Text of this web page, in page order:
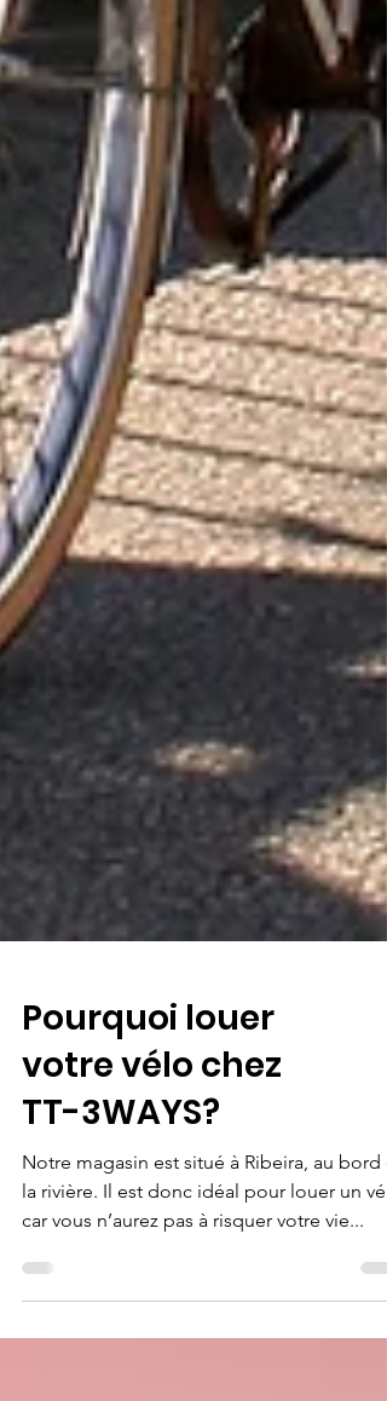
Pourquoi louer
votre vélo chez
TT-3WAYS?
Notre magasin est situé à Ribeira, au bord
la rivière. Il est donc idéal pour louer un